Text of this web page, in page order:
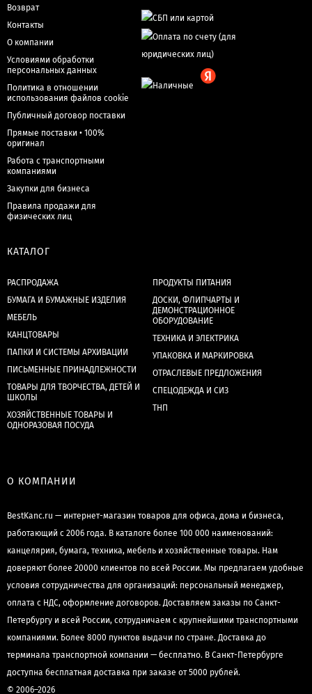
Возврат
Контакты
О компании
Условиями обработки
персональных данных
Политика в отношении
использования файлов cookie
Публичный договор поставки
Прямые поставки • 100%
оригинал
Работа с транспортными
компаниями
Закупки для бизнеса
Правила продажи для
физических лиц
КАТАЛОГ
РАСПРОДАЖА
БУМАГА И БУМАЖНЫЕ ИЗДЕЛИЯ
МЕБЕЛЬ
КАНЦТОВАРЫ
ПАПКИ И СИСТЕМЫ АРХИВАЦИИ
ПИСЬМЕННЫЕ ПРИНАДЛЕЖНОСТИ
ТОВАРЫ ДЛЯ ТВОРЧЕСТВА, ДЕТЕЙ И
ШКОЛЫ
ХОЗЯЙСТВЕННЫЕ ТОВАРЫ И
ОДНОРАЗОВАЯ ПОСУДА
ПРОДУКТЫ ПИТАНИЯ
ДОСКИ, ФЛИПЧАРТЫ И
ДЕМОНСТРАЦИОННОЕ
ОБОРУДОВАНИЕ
ТЕХНИКА И ЭЛЕКТРИКА
УПАКОВКА И МАРКИРОВКА
ОТРАСЛЕВЫЕ ПРЕДЛОЖЕНИЯ
СПЕЦОДЕЖДА И СИЗ
ТНП
О КОМПАНИИ
BestKanc.ru — интернет-магазин товаров для офиса, дома и бизнеса,
работающий с 2006 года. В каталоге более 100 000 наименований:
канцелярия, бумага, техника, мебель и хозяйственные товары. Нам
доверяют более 20000 клиентов по всей России. Мы предлагаем удобные
условия сотрудничества для организаций: персональный менеджер,
оплата с НДС, оформление договоров. Доставляем заказы по Санкт-
Петербургу и всей России, сотрудничаем с крупнейшими транспортными
компаниями. Более 8000 пунктов выдачи по стране. Доставка до
терминала транспортной компании — бесплатно. В Санкт-Петербурге
доступна бесплатная доставка при заказе от 5000 рублей.
© 2006–2026